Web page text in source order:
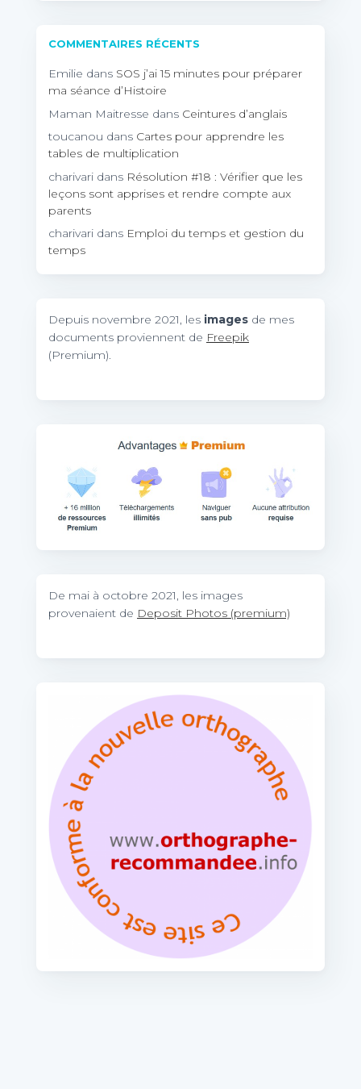
COMMENTAIRES RÉCENTS
Emilie dans SOS j’ai 15 minutes pour préparer
ma séance d’Histoire
Maman Maitresse dans Ceintures d’anglais
toucanou dans Cartes pour apprendre les
tables de multiplication
charivari dans Résolution #18 : Vérifier que les
leçons sont apprises et rendre compte aux
parents
charivari dans Emploi du temps et gestion du
temps
Depuis novembre 2021, les images de mes
documents proviennent de Freepik
(Premium).
De mai à octobre 2021, les images
provenaient de Deposit Photos (premium)